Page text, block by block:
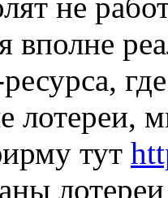
вполне
лотереи,
тут